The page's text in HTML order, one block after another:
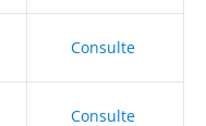
Consulte
Consulte